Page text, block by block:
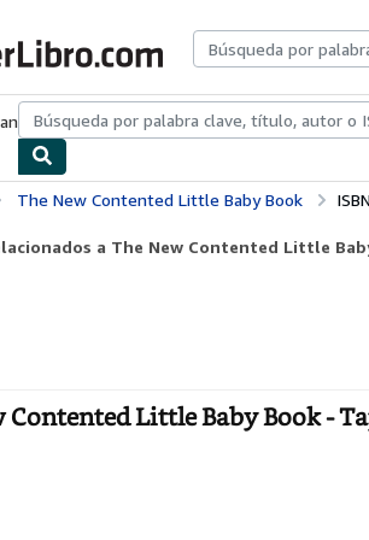
Colecciones Libros antiguosArte y
The New Contented Little Baby Book
a The New Contented Little
Contented Little Baby Book -